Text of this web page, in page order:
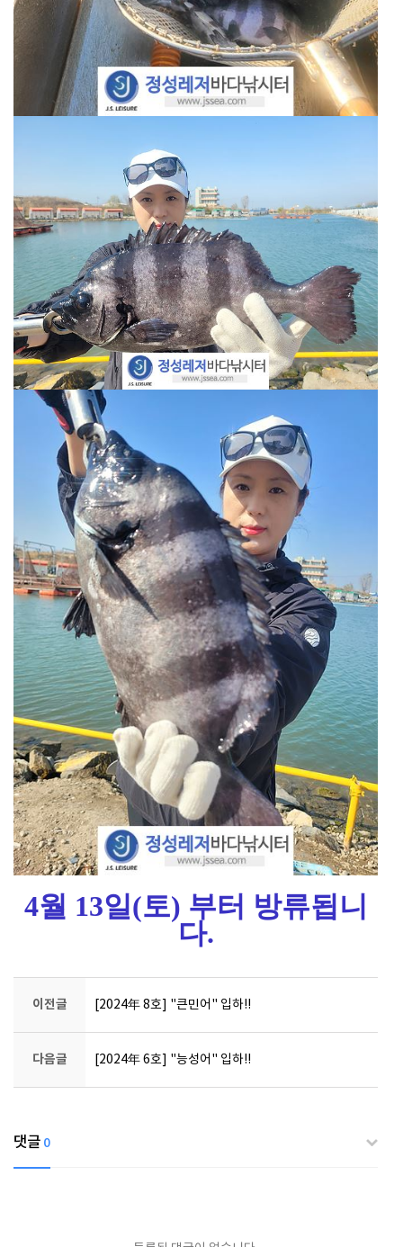
4월 13일(토) 부터 방류됩니
다.
이전글 [2024年 8호] "큰민어" 입하!!
다음글 [2024年 6호] "능성어" 입하!!
댓글 0